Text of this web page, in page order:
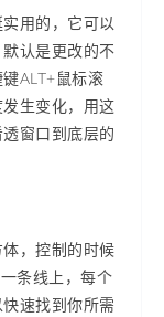
用的，它可以
认是更改的不
ALT+鼠标滚
生变化，用这
窗口到底层的
，控制的时候
条线上，每个
速找到你所需